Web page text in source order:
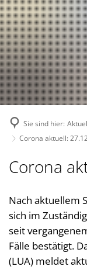
Online
Politik
Über
Sie sind hier:
Corona aktuell:
Corona
Nach aktuellem
sich im
seit
Fälle bestätigt.
(LUA) meldet